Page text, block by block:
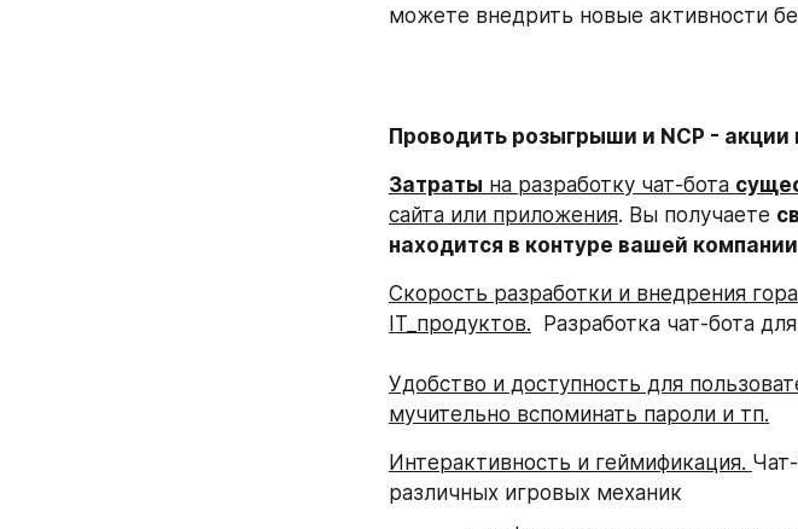
можете внедрить новые активности
Проводить розыгрыши и NCP -
Затраты на разработку чат-бота
сайта или приложения. Вы получаете
находится в контуре вашей компании
Скорость разработки и внедрения
IT_продуктов.
Разработка чат-бота
Удобство и доступность для
мучительно вспоминать пароли и тп.
Интерактивность и геймификация.
различных игровых механик